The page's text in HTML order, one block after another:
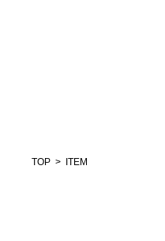
TOP ITEM